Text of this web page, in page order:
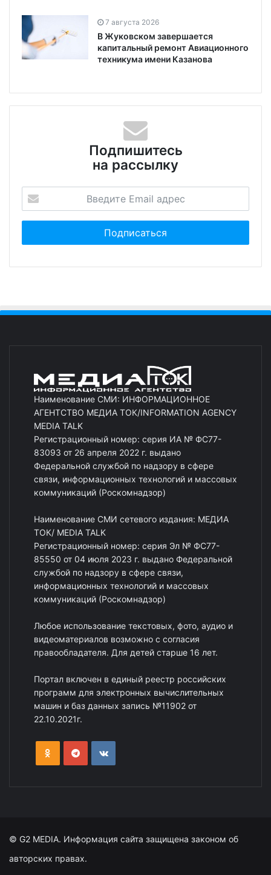
7 августа 2026
В Жуковском завершается
капитальный ремонт Авиационного
техникума имени Казанова
Подпишитесь
на рассылку
Наименование СМИ: ИНФОРМАЦИОННОЕ
АГЕНТСТВО МЕДИА ТОК/INFORMATION AGENCY
MEDIA TALK
Регистрационный номер: серия ИА № ФС77-
83093 от 26 апреля 2022 г. выдано
Федеральной службой по надзору в сфере
связи, информационных технологий и массовых
коммуникаций (Роскомнадзор)
Наименование СМИ сетевого издания: МЕДИА
ТОК/ MEDIA TALK
Регистрационный номер: серия Эл № ФС77-
85550 от 04 июля 2023 г. выдано Федеральной
службой по надзору в сфере связи,
информационных технологий и массовых
коммуникаций (Роскомнадзор)
Любое использование текстовых, фото, аудио и
видеоматериалов возможно с согласия
правообладателя. Для детей старше 16 лет.
Портал включен в единый реестр российских
программ для электронных вычислительных
машин и баз данных запись №11902 от
22.10.2021г.
© G2 MEDIA. Информация сайта защищена законом об
авторских правах.